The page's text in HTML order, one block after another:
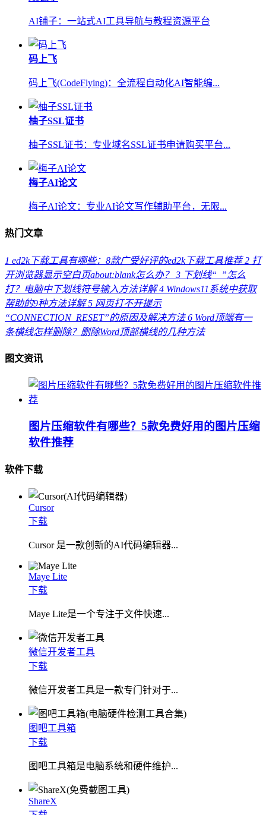
AI铺子：一站式AI工具导航与教程资源平台
码上飞
码上飞(CodeFlying)：全流程自动化AI智能编...
柚子SSL证书
柚子SSL证书：专业域名SSL证书申请购买平台...
梅子AI论文
梅子AI论文：专业AI论文写作辅助平台，无限...
热门文章
1 ed2k下载工具有哪些：8款广受好评的ed2k下载工具推荐 2 打
开浏览器显示空白页about:blank怎么办？ 3 下划线“_”怎么
打？电脑中下划线符号输入方法详解 4 Windows11系统中获取
帮助的9种方法详解 5 网页打不开提示
“CONNECTION_RESET”的原因及解决方法 6 Word顶端有一
条横线怎样删除？删除Word顶部横线的几种方法
图文资讯
图片压缩软件有哪些？5款免费好用的图片压缩
软件推荐
软件下载
Cursor
下载
Cursor 是一款创新的AI代码编辑器...
Maye Lite
下载
​Maye Lite是一个专注于文件快速...
微信开发者工具
下载
微信开发者工具是一款专门针对于...
图吧工具箱
下载
图吧工具箱是电脑系统和硬件维护...
ShareX